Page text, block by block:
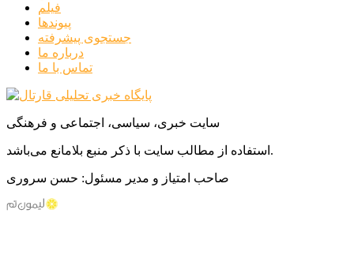
فیلم
پیوندها
جستجوی پیشرفته
درباره ما
تماس با ما
سایت خبری، سیاسی، اجتماعی و فرهنگی
استفاده از مطالب سایت با ذکر منبع بلامانع می‌باشد.
صاحب امتیاز و مدیر مسئول: حسن سروری